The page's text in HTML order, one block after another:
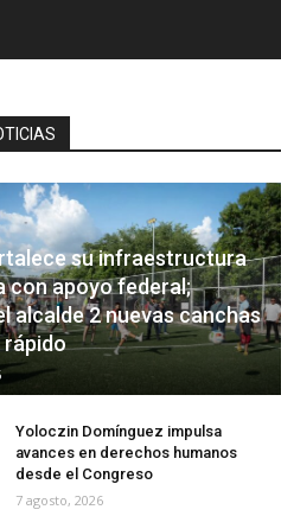
su infraestructura
con apoyo federal;
alcalde 2 nuevas canchas
Yoloczin Domínguez impulsa
avances en derechos humanos
desde el Congreso
7 agosto, 2026